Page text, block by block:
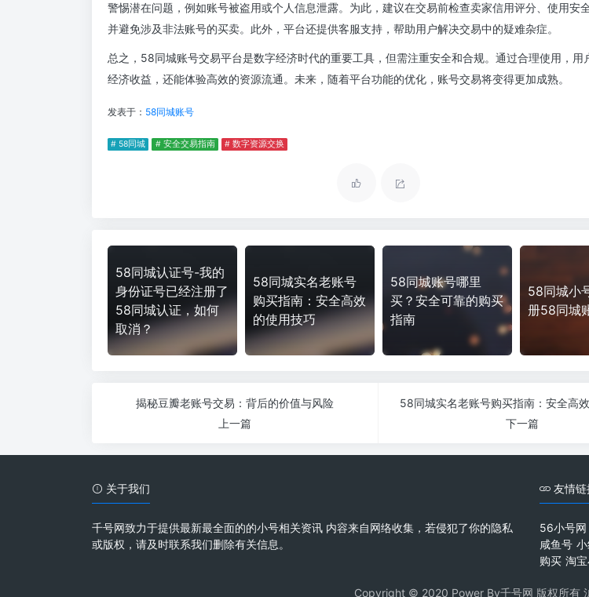
警惕潜在问题，例如账号被盗用或个人信息泄露。为此，建议在交易前检查卖家信用评分、使用安
并避免涉及非法账号的买卖。此外，平台还提供客服支持，帮助用户解决交易中的疑难杂症。
总之，58同城账号交易平台是数字经济时代的重要工具，但需注重安全和合规。通过合理使用，用
经济收益，还能体验高效的资源流通。未来，随着平台功能的优化，账号交易将变得更加成熟。
发表于： 58同城账号
# 58同城 # 安全交易指南 # 数字资源交换
58同城认证号-我的
身份证号已经注册了
58同城认证，如何
取消？
58同城实名老账号
购买指南：安全高效
的使用技巧
58同城账号哪里
买？安全可靠的购买
指南
58同城小
册58同城
揭秘豆瓣老账号交易：背后的价值与风险
上一篇
58同城实名老账号购买指南：安全高
下一篇
关于我们
千号网致力于提供最新最全面的的小号相关资讯 内容来自网络收集，若侵犯了你的隐私
或版权，请及时联系我们删除有关信息。
友情链
56小号网
咸鱼号
购买 淘
Copyright © 2020 Power By千号网 版权所有